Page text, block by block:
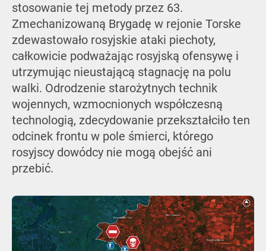
stosowanie tej metody przez 63.
Zmechanizowaną Brygadę w rejonie Torske
zdewastowało rosyjskie ataki piechoty,
całkowicie podważając rosyjską ofensywę i
utrzymując nieustającą stagnację na polu
walki. Odrodzenie starożytnych technik
wojennych, wzmocnionych współczesną
technologią, zdecydowanie przekształciło ten
odcinek frontu w pole śmierci, którego
rosyjscy dowódcy nie mogą obejść ani
przebić.